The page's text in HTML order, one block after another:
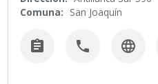
Comuna: San Joaquín
  